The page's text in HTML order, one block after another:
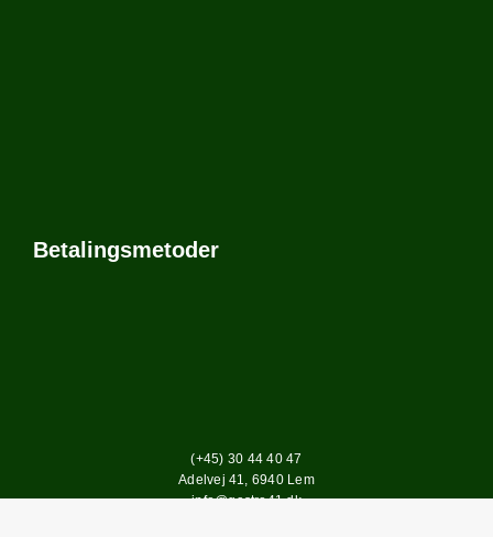
Betalingsmetoder
(+45) 30 44 40 47
Adelvej 41, 6940 Lem
info@gastro41.dk